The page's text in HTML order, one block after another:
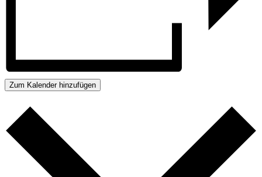
Zum Kalender hinzufügen